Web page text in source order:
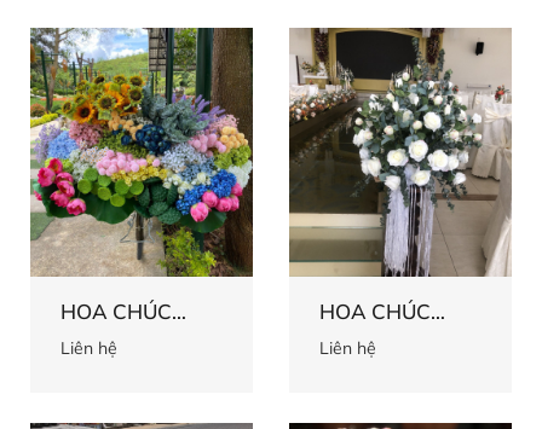
HOA CHÚC
MỪNG 66
Liên hệ
HOA CHÚC
MỪNG 65
Liên hệ